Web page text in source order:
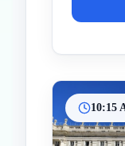
10:15